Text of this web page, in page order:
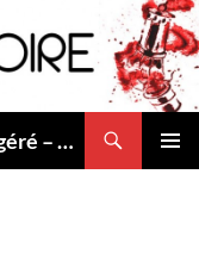
LA GUEULE NOIRE – Espace Autogéré – Saint Etienne